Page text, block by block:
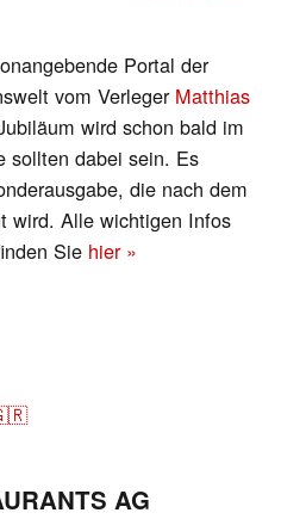
Portal der
vom Verleger Matthias
wird schon bald im
sollten dabei sein. Es
die nach dem
wird. Alle wichtigen Infos
Sie hier »
AG